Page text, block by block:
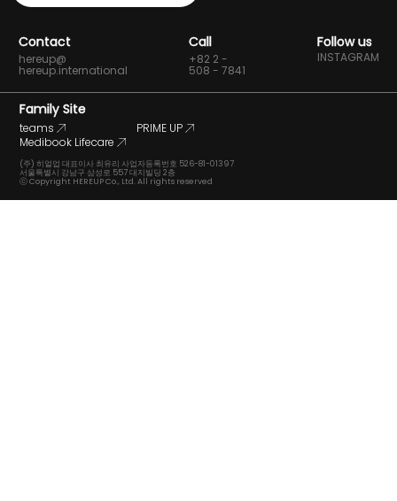
Contact
hereup@
hereup.international
Call
+82 2 -
508 - 7841
Follow us
INSTAGRAM
Family Site
teams
Medibook Lifecare
PRIME UP
(주) 히얼업 대표이사 최유리 사업자등록번호 526-81-01397
서울특별시 강남구 삼성로 557 대지빌딩 2층
ⓒ Copyright HEREUP Co., Ltd. All rights reserved